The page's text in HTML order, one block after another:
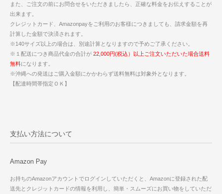
また、ご注文の前にお問合せをいただきましたら、正確な料金をお伝えすることが
出来ます。
クレジットカード、Amazonpayをご利用のお客様につきましても、請求金額を再
計算した金額で決済されます。
※140サイズ以上の場合は、別途計算となりますので予めご了承ください。
※１配送につき商品代金の合計が 22,000円(税込）以上ご注文いただいた場合送料
無料になります。
※沖縄への発送はご購入金額にかかわらず送料無料は対象外となります。
【配達時間帯指定ＯＫ】
支払い方法について
Amazon Pay
お持ちのAmazonアカウントでログインしていただくと、Amazonに登録された配
送先とクレジットカードの情報を利用し、簡単・スムーズにお買い物をしていただ